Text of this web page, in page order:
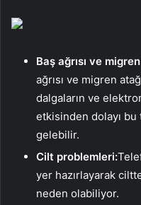
Baş ağrısı ve
ağrısı ve migren
dalgaların ve
etkisinden dolayı
gelebilir.
Cilt problemleri:
yer hazırlayarak
neden olabiliyor.